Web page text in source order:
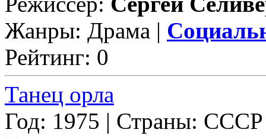
Жанры: Драма |
Рейтинг: 0
Танец орла
Год: 1975 | Страны: СССР